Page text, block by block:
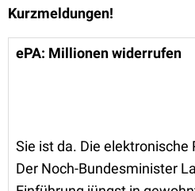
Kurzmeldungen!
ePA: Millionen widerrufen
Sie ist da. Die
Der Noch-Bundesminister